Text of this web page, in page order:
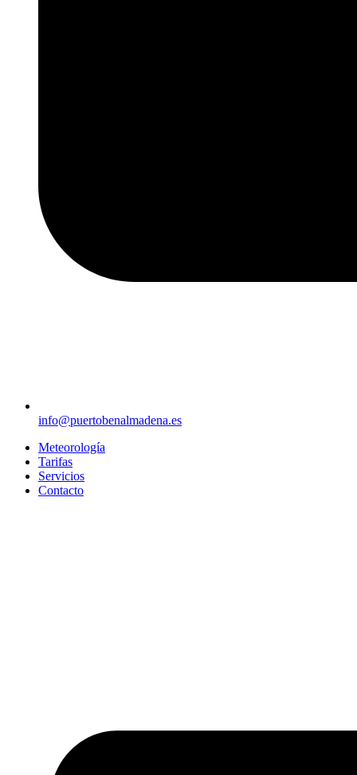
info@puertobenalmadena.es
Meteorología
Tarifas
Servicios
Contacto